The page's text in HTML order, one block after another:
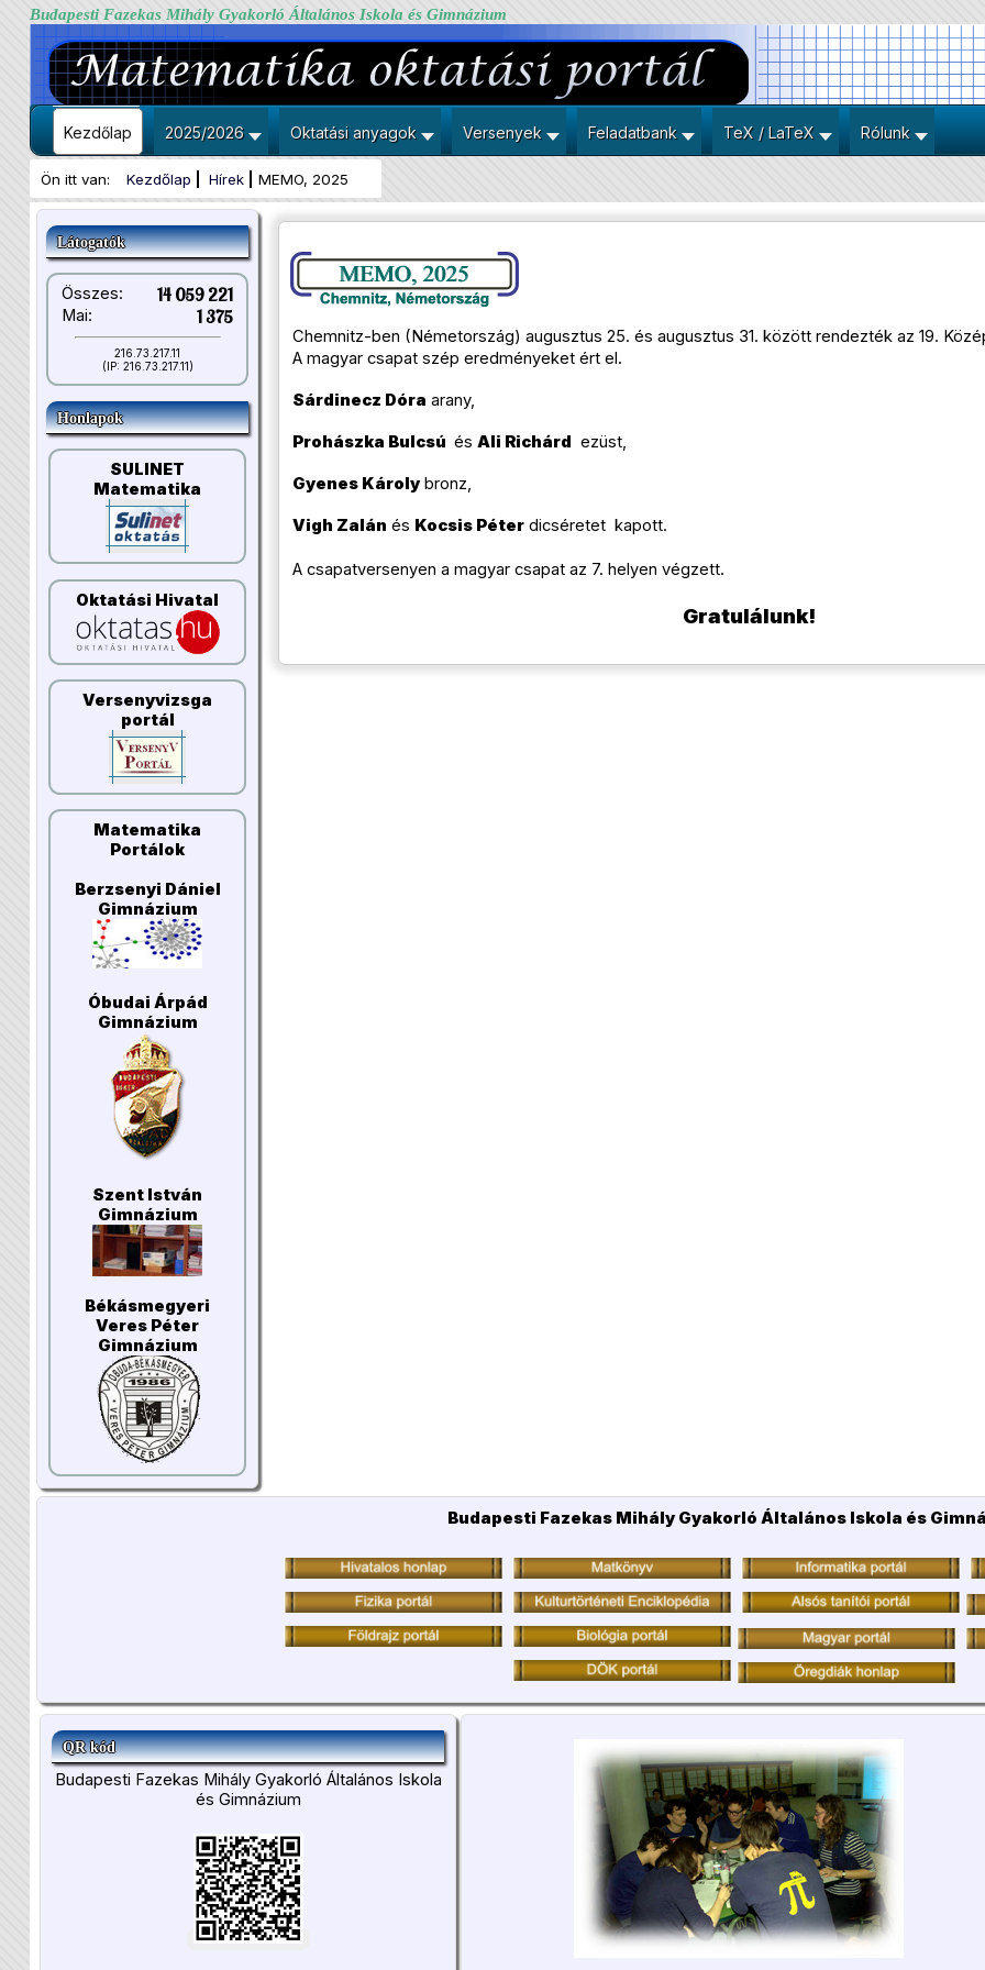
Budapesti Fazekas Mihály Gyakorló Általános Iskola és Gimnázium
Kezdőlap 2025/2026 Oktatási anyagok Versenyek Feladatbank TeX / LaTeX Rólunk
Ön itt van: Kezdőlap Hírek MEMO, 2025
Látogatók
Összes: 14 059 221
Mai: 1 375
216.73.217.11
(IP: 216.73.217.11)
Honlapok
SULINET
Matematika
Oktatási Hivatal
Versenyvizsga
portál
Matematika
Portálok
Berzsenyi Dániel
Gimnázium
Óbudai Árpád
Gimnázium
Szent István
Gimnázium
Békásmegyeri
Veres Péter
Gimnázium
Chemnitz-ben (Németország) augusztus 25. és augusztus 31. között rendezték az 19.
A magyar csapat szép eredményeket ért el.
Sárdinecz Dóra arany,
Prohászka Bulcsú és Ali Richárd ezüst,
Gyenes Károlybronz,
Vigh Zalán és Kocsis Péterdicséretet kapott.
A csapatversenyen a magyar csapat az 7. helyen végzett.
Gratulálunk!
Budapesti Fazekas Mihály Gyakorló Általános Iskola és
QR kód
Budapesti Fazekas Mihály Gyakorló Általános Iskola
és Gimnázium